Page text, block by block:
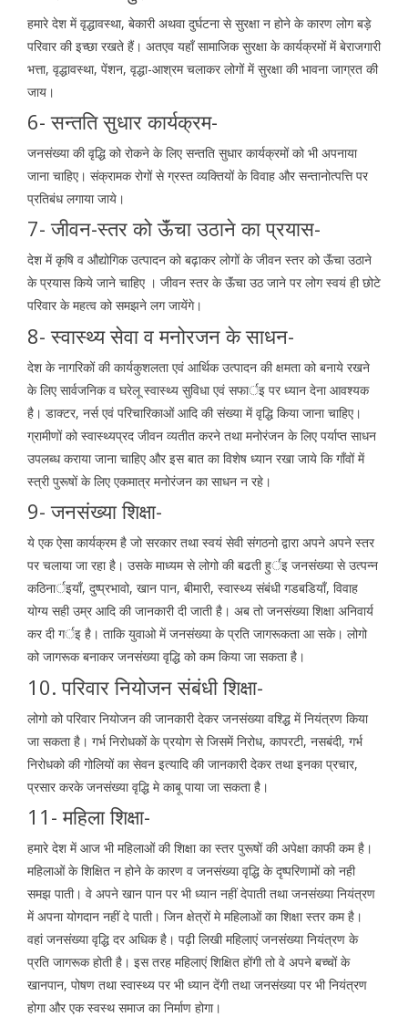
हमारे देश में वृद्धावस्था, बेकारी अथवा दुर्घटना से सुरक्षा न होने के कारण लोग बड़े
परिवार की इच्छा रखते हैं। अतएव यहॉं सामाजिक सुरक्षा के कार्यक्रमों में बेराजगारी
भत्ता, वृद्धावस्था, पेंशन, वृद्धा-आश्रम चलाकर लोगों में सुरक्षा की भावना जाग्रत की
जाय।
6- सन्तति सुधार कार्यक्रम-
जनसंख्या की वृद्धि को रोकने के लिए सन्तति सुधार कार्यक्रमों को भी अपनाया
जाना चाहिए। संक्रामक रोगों से ग्रस्त व्यक्तियों के विवाह और सन्तानोत्पत्ति पर
प्रतिबंध लगाया जाये।
7- जीवन-स्तर को ऊॅंचा उठाने का प्रयास-
देश में कृषि व औद्योगिक उत्पादन को बढ़ाकर लोगों के जीवन स्तर को ऊॅंचा उठाने
के प्रयास किये जाने चाहिए । जीवन स्तर के ऊॅंचा उठ जाने पर लोग स्वयं ही छोटे
परिवार के महत्व को समझने लग जायेंगे।
8- स्वास्थ्य सेवा व मनोरजन के साधन-
देश के नागरिकों की कार्यकुशलता एवं आर्थिक उत्पादन की क्षमता को बनाये रखने
के लिए सार्वजनिक व घरेलू स्वास्थ्य सुविधा एवं सफार्इ पर ध्यान देना आवश्यक
है। डाक्टर, नर्स एवं परिचारिकाओं आदि की संख्या में वृद्धि किया जाना चाहिए।
ग्रामीणों को स्वास्थ्यप्रद जीवन व्यतीत करने तथा मनोरंजन के लिए पर्याप्त साधन
उपलब्ध कराया जाना चाहिए और इस बात का विशेष ध्यान रखा जाये कि गॉंवों में
स्त्री पुरूषों के लिए एकमात्र मनोरंजन का साधन न रहे।
9- जनसंख्या शिक्षा-
ये एक ऐसा कार्यक्रम है जो सरकार तथा स्वयं सेवी संगठनो द्वारा अपने अपने स्तर
पर चलाया जा रहा है। उसके माध्यम से लोगो की बढती हुर्इ जनसंख्या से उत्पन्न
कठिनार्इयाँ, दुष्प्रभावो, खान पान, बीमारी, स्वास्थ्य संबंधी गडबडियाँ, विवाह
योग्य सही उम्र आदि की जानकारी दी जाती है। अब तो जनसंख्या शिक्षा अनिवार्य
कर दी गर्इ है। ताकि युवाओ में जनसंख्या के प्रति जागरूकता आ सके। लोगो
को जागरूक बनाकर जनसंख्या वृद्धि को कम किया जा सकता है।
10. परिवार नियोजन संबंधी शिक्षा-
लोगो को परिवार नियोजन की जानकारी देकर जनसंख्या वश्द्धि में नियंत्रण किया
जा सकता है। गर्भ निरोधकों के प्रयोग से जिसमें निरोध, कापरटी, नसबंदी, गर्भ
निरोधको की गोलियों का सेवन इत्यादि की जानकारी देकर तथा इनका प्रचार,
प्रसार करके जनसंख्या वृद्धि मे काबू पाया जा सकता है।
11- महिला शिक्षा-
हमारे देश में आज भी महिलाओं की शिक्षा का स्तर पुरूषों की अपेक्षा काफी कम है।
महिलाओं के शिक्षित न होने के कारण व जनसंख्या वृद्धि के दृष्परिणामों को नही
समझ पाती। वे अपने खान पान पर भी ध्यान नहीं देपाती तथा जनसंख्या नियंत्रण
में अपना योगदान नहीं दे पाती। जिन क्षेत्रों मे महिलाओं का शिक्षा स्तर कम है।
वहां जनसंख्या वृद्धि दर अधिक है। पढ़ी लिखी महिलाएं जनसंख्या नियंत्रण के
प्रति जागरूक होती है। इस तरह महिलाएं शिक्षित होंगी तो वे अपने बच्चों के
खानपान, पोषण तथा स्वास्थ्य पर भी ध्यान देंगी तथा जनसंख्या पर भी नियंत्रण
होगा और एक स्वस्थ समाज का निर्माण होगा।